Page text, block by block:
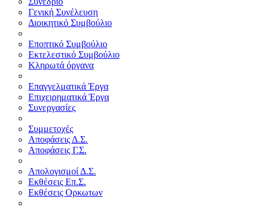
Γενική Συνέλευση
Διοικητικό Συμβούλιο
Εποπτικό Συμβούλιο
Εκτελεστικό Συμβούλιο
Κληρωτά όργανα
Επαγγελματικά Έργα
Επιχειρηματικά Έργα
Συνεργασίες
Συμμετοχές
Αποφάσεις Δ.Σ.
Αποφάσεις Γ.Σ.
Απολογισμοί Δ.Σ.
Εκθέσεις Επ.Σ.
Εκθέσεις Ορκωτων